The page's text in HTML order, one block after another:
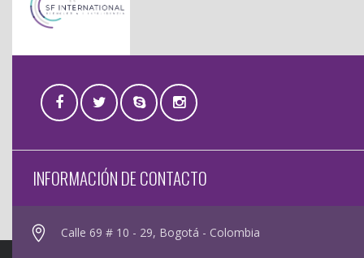
INFORMACIÓN DE CONTACTO
Calle 69 # 10 - 29, Bogotá - Colombia